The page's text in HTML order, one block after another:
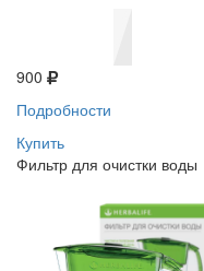
900
Подробности
Купить
Фильтр для очистки воды